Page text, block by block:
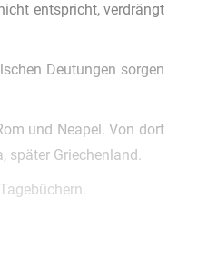
entspricht, verdrängt
Deutungen sorgen
und Neapel. Von dort
später Griechenland.